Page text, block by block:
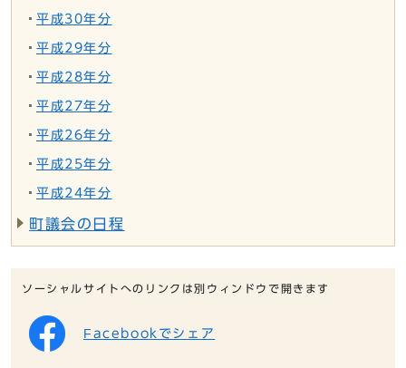
平成30年分
平成29年分
平成28年分
平成27年分
平成26年分
平成25年分
平成24年分
町議会の日程
ソーシャルサイトへのリンクは別ウィンドウで開きます
Facebookでシェア